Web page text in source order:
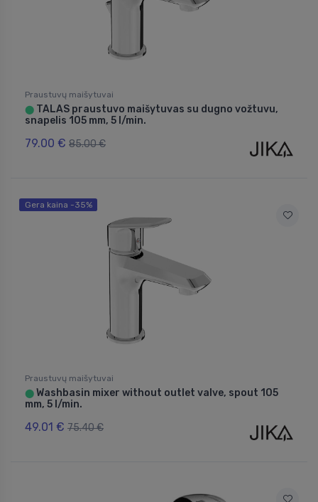
Praustuvų maišytuvai
⬤ TALAS praustuvo maišytuvas su dugno vožtuvu,
snapelis 105 mm, 5 l/min.
79.00 € 85.00 €
Gera kaina -35%
Praustuvų maišytuvai
⬤ Washbasin mixer without outlet valve, spout 105
mm, 5 l/min.
49.01 € 75.40 €